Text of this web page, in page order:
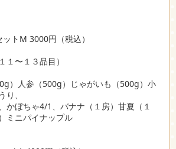
トM 3000円（税込）
１〜１３品目）
）人参（500g）じゃがいも（500g）小
、
かぼちゃ4/1、バナナ（１房）甘夏（１
ミニパイナップル